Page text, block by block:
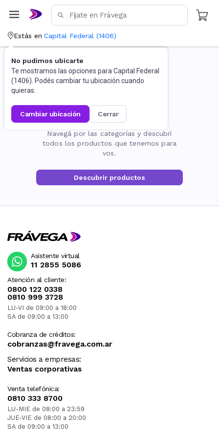
Estás en Capital Federal (1406)
No pudimos ubicarte
Te mostramos las opciones para Capital Federal
(1406). Podés cambiar tu ubicación cuando
quieras.
cambiar ubicación cerrar
La página no existe
Navegá por las categorías y descubrí
todos los productos que tenemos para
vos.
Descubrir productos
Atención al cliente:
0800 122 0338
0810 999 3728
LU-VI de 09:00 a 18:00
SA de 09:00 a 13:00
Cobranza de créditos:
cobranzas@fravega.com.ar
Servicios a empresas:
Ventas corporativas
Venta telefónica:
0810 333 8700
LU-MIE de 08:00 a 23:59
JUE-VIE de 08:00 a 20:00
SA de 09:00 a 13:00
Asistente virtual
11 2855 5086